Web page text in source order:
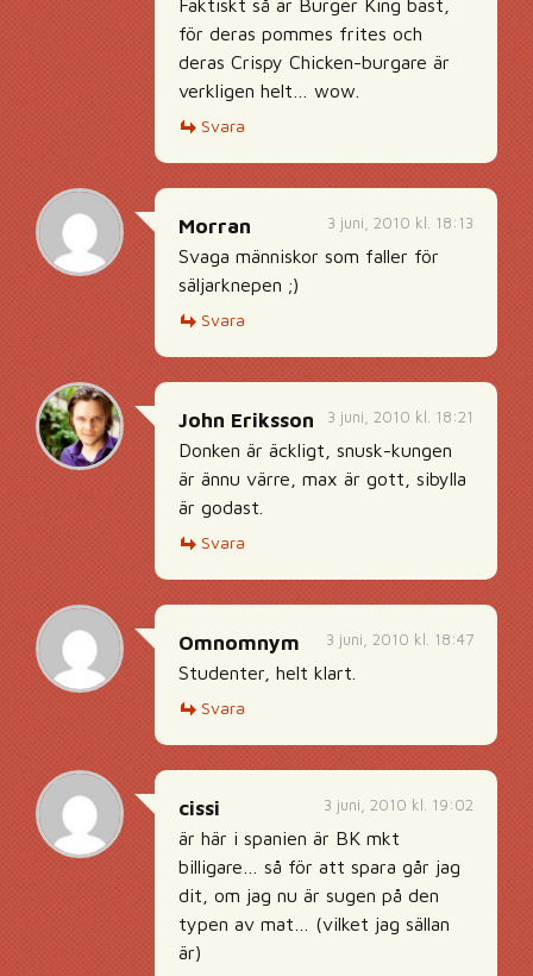
Faktiskt så är Burger King bäst,
för deras pommes frites och
deras Crispy Chicken-burgare är
verkligen helt… wow.
Svara
3 juni, 2010 kl. 18:13
Morran
Svaga människor som faller för
säljarknepen ;)
Svara
3 juni, 2010 kl. 18:21
John Eriksson
Donken är äckligt, snusk-kungen
är ännu värre, max är gott, sibylla
är godast.
Svara
3 juni, 2010 kl. 18:47
Omnomnym
Studenter, helt klart.
Svara
3 juni, 2010 kl. 19:02
cissi
är här i spanien är BK mkt
billigare… så för att spara går jag
dit, om jag nu är sugen på den
typen av mat… (vilket jag sällan
är)